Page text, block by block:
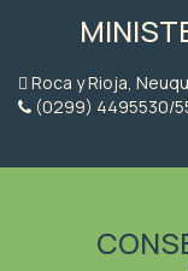
Roca y Rioja,
(0299) 4495530/